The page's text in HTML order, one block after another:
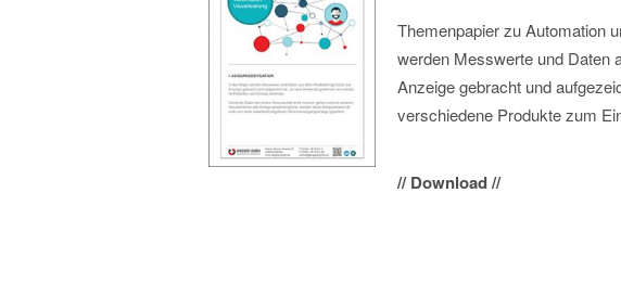
Themenpapier zu Automation
werden Messwerte und Daten
Anzeige gebracht und
verschiedene Produkte zum
// Download //